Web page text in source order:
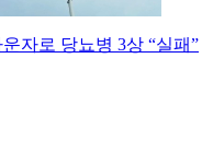
자로 당뇨병 3상 “실패”